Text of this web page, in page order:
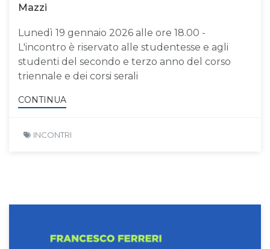
Mazzi
Lunedì 19 gennaio 2026 alle ore 18.00 -
L'incontro è riservato alle studentesse e agli
studenti del secondo e terzo anno del corso
triennale e dei corsi serali
CONTINUA
INCONTRI